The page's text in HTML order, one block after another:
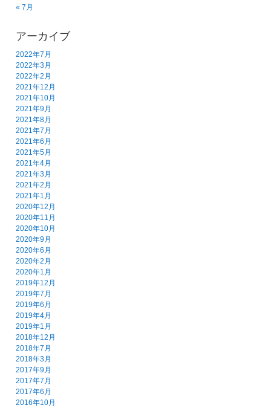
« 7月
アーカイブ
2022年7月
2022年3月
2022年2月
2021年12月
2021年10月
2021年9月
2021年8月
2021年7月
2021年6月
2021年5月
2021年4月
2021年3月
2021年2月
2021年1月
2020年12月
2020年11月
2020年10月
2020年9月
2020年6月
2020年2月
2020年1月
2019年12月
2019年7月
2019年6月
2019年4月
2019年1月
2018年12月
2018年7月
2018年3月
2017年9月
2017年7月
2017年6月
2016年10月